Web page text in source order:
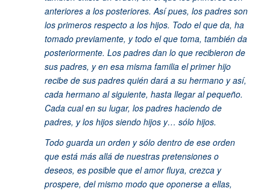
anteriores a los posteriores. Así pues, los padres son
los primeros respecto a los hijos. Todo el que da, ha
tomado previamente, y todo el que toma, también da
posteriormente. Los padres dan lo que recibieron de
sus padres, y en esa misma familia el primer hijo
recibe de sus padres quién dará a su hermano y así,
cada hermano al siguiente, hasta llegar al pequeño.
Cada cual en su lugar, los padres haciendo de
padres, y los hijos siendo hijos y… sólo hijos.
Todo guarda un orden y sólo dentro de ese orden
que está más allá de nuestras pretensiones o
deseos, es posible que el amor fluya, crezca y
prospere, del mismo modo que oponerse a ellas,